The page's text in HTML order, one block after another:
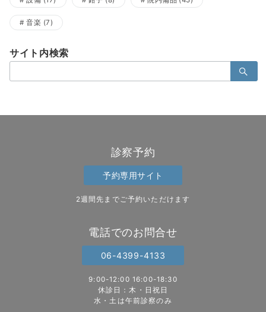
音楽 (7)
サイト内検索
索：
診察予約
予約専用サイト
2週間先までご予約いただけます
電話でのお問合せ
06-4399-4133
9:00-12:00 16:00-18:30
休診日：木・日祝日
水・土は午前診察のみ